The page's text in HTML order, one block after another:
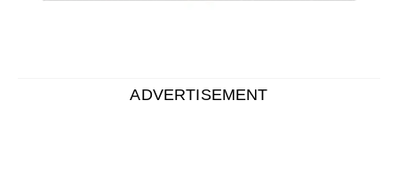
ADVERTISEMENT